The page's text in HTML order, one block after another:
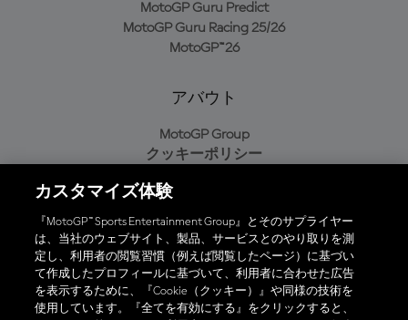
MotoGP Guru Predict
MotoGP Guru Racing 25/26
MotoGP™26
アバウト
MotoGP Group
クッキーポリシー
プライバシーポリシー
購入ポリシー
オフィシャルアプリ
カスタマイズ体験
『MotoGP™ Sports Entertainment Group』とそのサプライヤー
は、当社のウェブサイト、製品、サービスとのやり取りを測
定し、利用者の閲覧習慣（例えば閲覧したページ）に基づい
て作成したプロフィールに基づいて、利用者に合わせた広告
を表示するために、『Cookie（クッキー）』や同様の技術を
使用しています。『全てを有効にする』をクリックすると、